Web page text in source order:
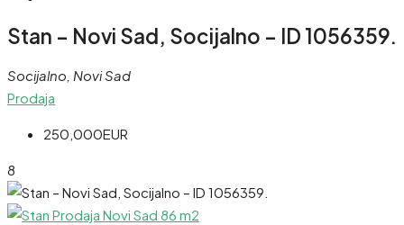
Stan – Novi Sad, Socijalno – ID 1056359.
Socijalno, Novi Sad
Prodaja
250,000EUR
8